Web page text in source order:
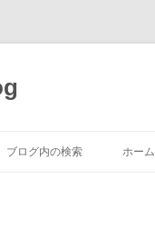
ブログ内の検索 ホーム